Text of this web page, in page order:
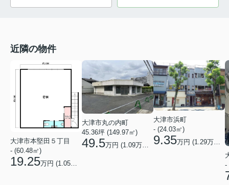
近隣の物件
大津市本堅田５丁目
- (60.48㎡)
19.25万円 (1.05
大津市丸の内町
45.36坪 (149.97㎡)
49.5万円 (1.09万円/坪)
大津市浜町
- (24.03㎡)
9.35万円 (1.29万円/坪)
-